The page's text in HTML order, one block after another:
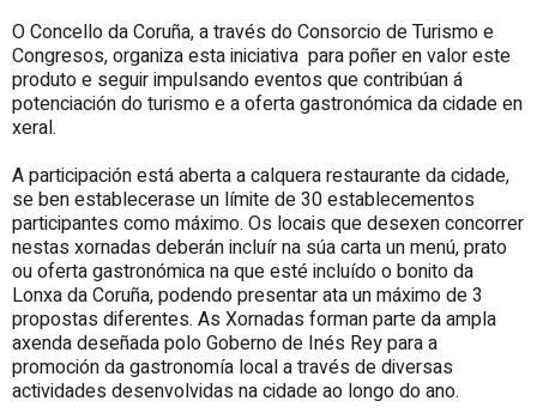
O Concello da Coruña, a través do Consorcio de Turismo e
Congresos, organiza esta iniciativa para poñer en valor este
produto e seguir impulsando eventos que contribúan á
potenciación do turismo e a oferta gastronómica da cidade en
xeral.
A participación está aberta a calquera restaurante da cidade,
se ben establecerase un límite de 30 establecementos
participantes como máximo. Os locais que desexen concorrer
nestas xornadas deberán incluír na súa carta un menú, prato
ou oferta gastronómica na que esté incluído o bonito da
Lonxa da Coruña, podendo presentar ata un máximo de 3
propostas diferentes. As Xornadas forman parte da ampla
axenda deseñada polo Goberno de Inés Rey para a
promoción da gastronomía local a través de diversas
actividades desenvolvidas na cidade ao longo do ano.